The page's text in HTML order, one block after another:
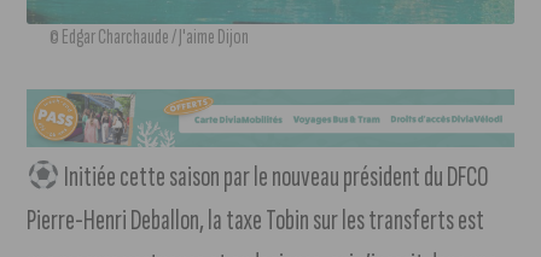
© Edgar Charchaude / J'aime Dijon
Initiée cette saison par le nouveau président du DFCO
Pierre-Henri Deballon, la taxe Tobin sur les transferts est